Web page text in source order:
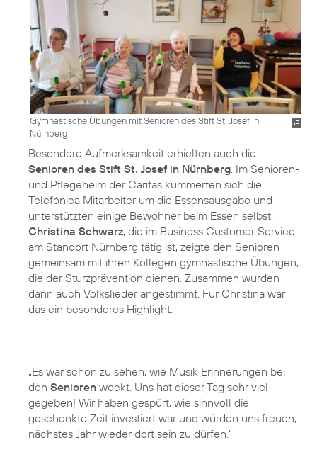
Gymnastische Übungen mit Senioren des Stift St. Josef in
Nürnberg.
Besondere Aufmerksamkeit erhielten auch die
Senioren des Stift St. Josef in Nürnberg. Im Senioren-
und Pflegeheim der Caritas kümmerten sich die
Telefónica Mitarbeiter um die Essensausgabe und
unterstützten einige Bewohner beim Essen selbst.
Christina Schwarz, die im Business Customer Service
am Standort Nürnberg tätig ist, zeigte den Senioren
gemeinsam mit ihren Kollegen gymnastische Übungen,
die der Sturzprävention dienen. Zusammen wurden
dann auch Volkslieder angestimmt. Für Christina war
das ein besonderes Highlight.
„Es war schön zu sehen, wie Musik Erinnerungen bei
den Senioren weckt. Uns hat dieser Tag sehr viel
gegeben! Wir haben gespürt, wie sinnvoll die
geschenkte Zeit investiert war und würden uns freuen,
nächstes Jahr wieder dort sein zu dürfen.“